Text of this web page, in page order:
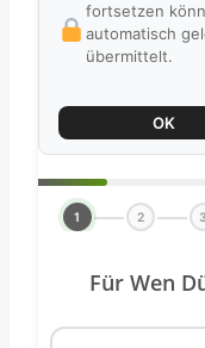
fortsetzen
automatisch
übermittelt.
OK
1 2 3
Für Wen